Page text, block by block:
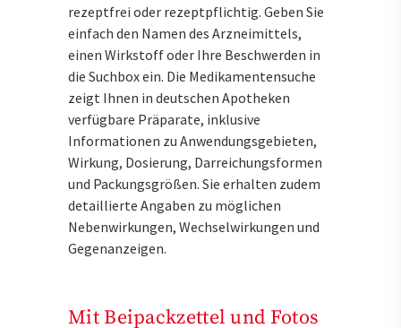
rezeptfrei oder rezeptpflichtig. Geben Sie
einfach den Namen des Arzneimittels,
einen Wirkstoff oder Ihre Beschwerden in
die Suchbox ein. Die Medikamentensuche
zeigt Ihnen in deutschen Apotheken
verfügbare Präparate, inklusive
Informationen zu Anwendungsgebieten,
Wirkung, Dosierung, Darreichungsformen
und Packungsgrößen. Sie erhalten zudem
detaillierte Angaben zu möglichen
Nebenwirkungen, Wechselwirkungen und
Gegenanzeigen.
Mit Beipackzettel und Fotos